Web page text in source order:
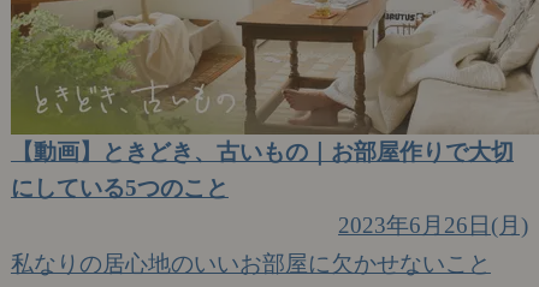
【動画】ときどき、古いもの｜お部屋作りで大切
にしている5つのこと
2023年6月26日(月)
私なりの居心地のいいお部屋に欠かせないこと